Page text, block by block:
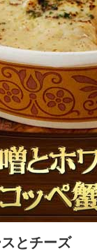
とチーズ